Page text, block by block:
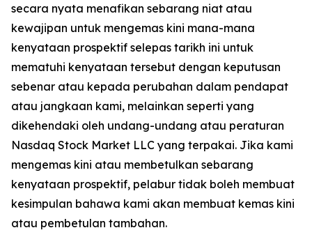
secara nyata menafikan sebarang niat atau
kewajipan untuk mengemas kini mana-mana
kenyataan prospektif selepas tarikh ini untuk
mematuhi kenyataan tersebut dengan keputusan
sebenar atau kepada perubahan dalam pendapat
atau jangkaan kami, melainkan seperti yang
dikehendaki oleh undang-undang atau peraturan
Nasdaq Stock Market LLC yang terpakai. Jika kami
mengemas kini atau membetulkan sebarang
kenyataan prospektif, pelabur tidak boleh membuat
kesimpulan bahawa kami akan membuat kemas kini
atau pembetulan tambahan.